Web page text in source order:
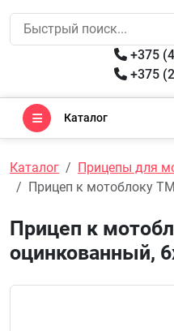
+375
+375
Каталог
Каталог
Прицепы для
Прицеп к мотоблоку
Прицеп к
оцинкованный,